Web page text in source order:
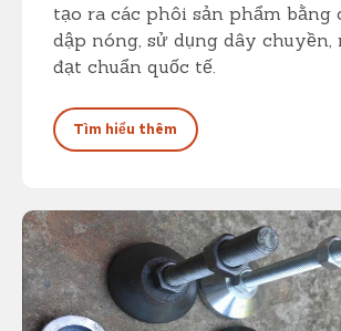
tạo ra các phôi sản phẩm bằng
dập nóng, sử dụng dây chuyền,
đạt chuẩn quốc tế.
Tìm hiểu thêm